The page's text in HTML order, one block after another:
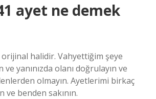
ayet ne demek
orijinal halidir. Vahyettiğim şeye
ve yanınızda olanı doğrulayın ve
olmayın. Ayetlerimi birkaç
ve benden sakının.